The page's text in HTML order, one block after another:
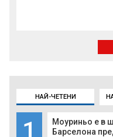
НАЙ-ЧЕТЕНИ
1
Моуриньо е в
Барселона